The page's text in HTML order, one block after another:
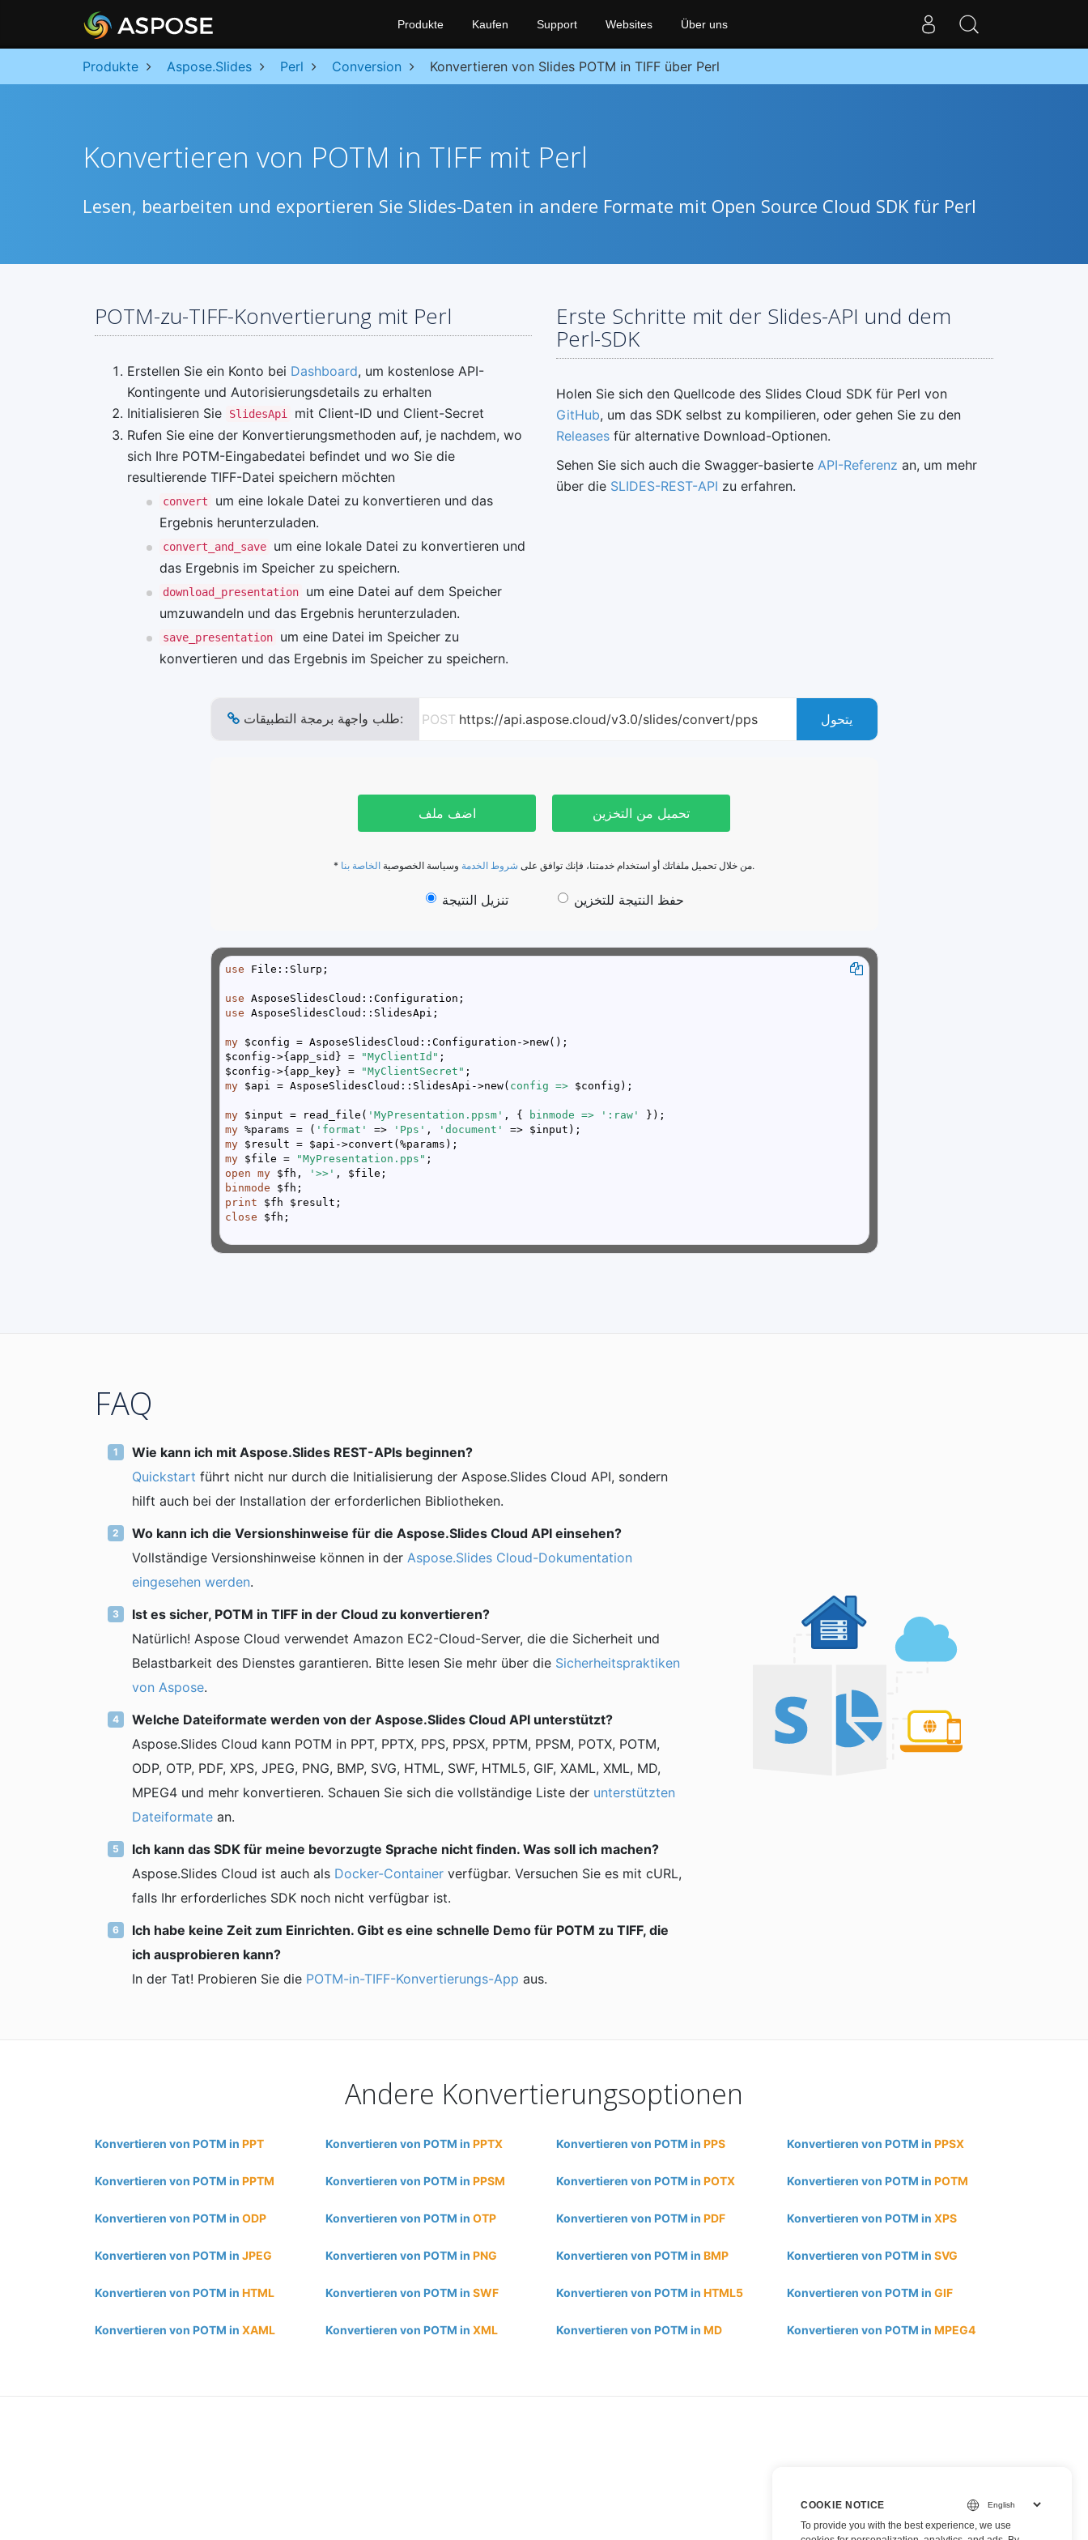
Produkte Kaufen Support Websites Über uns
Produkte Aspose.Slides Perl Conversion Konvertieren von Slides POTM in TIFF über Perl
Konvertieren von POTM in TIFF mit Perl
Lesen, bearbeiten und exportieren Sie Slides-Daten in andere Formate mit Open Source Cloud SDK für Perl
POTM-zu-TIFF-Konvertierung mit Perl
Erstellen Sie ein Konto bei Dashboard, um kostenlose API-
Kontingente und Autorisierungsdetails zu erhalten
Initialisieren Sie
SlidesApi
mit Client-ID und Client-Secret
Rufen Sie eine der Konvertierungsmethoden auf, je nachdem, wo
sich Ihre POTM-Eingabedatei befindet und wo Sie die
resultierende TIFF-Datei speichern möchten
convert
um eine lokale Datei zu konvertieren und das
Ergebnis herunterzuladen.
convert_and_save
um eine lokale Datei zu konvertieren und
das Ergebnis im Speicher zu speichern.
download_presentation
um eine Datei auf dem Speicher
umzuwandeln und das Ergebnis herunterzuladen.
save_presentation
um eine Datei im Speicher zu
konvertieren und das Ergebnis im Speicher zu speichern.
Erste Schritte mit der Slides-API und dem
Perl-SDK
Holen Sie sich den Quellcode des Slides Cloud SDK für Perl von
GitHub, um das SDK selbst zu kompilieren, oder gehen Sie zu den
Releases für alternative Download-Optionen.
Sehen Sie sich auch die Swagger-basierte API-Referenz an, um mehr
über die SLIDES-REST-API zu erfahren.
طلب واجهة برمجة التطبيقات: POST https://api.aspose.cloud/v3.0/slides/convert/pps يتحول
اضف ملف تحميل من التخزين
* من خلال تحميل ملفاتك أو استخدام خدمتنا، فإنك توافق على شروط الخدمة وسياسة الخصوصية الخاصة بنا .
تنزيل النتيجة حفظ النتيجة للتخزين
use
use
use
my
$config->{app_sid} =
"MyClientId"
$config->{app_key} =
"MyClientSecret"
my $api = AsposeSlidesCloud::SlidesApi->new( config =>
my $input = read_file( 'MyPresentation.ppsm' , { binmode => ':raw'
my %params = ( 'format' => 'Pps' , 'document'
my
my $file = "MyPresentation.pps"
open my $fh, '>>'
binmode
print
close
FAQ
Wie kann ich mit Aspose.Slides REST-APIs beginnen?
Quickstart führt nicht nur durch die Initialisierung der Aspose.Slides Cloud API, sondern
hilft auch bei der Installation der erforderlichen Bibliotheken.
Wo kann ich die Versionshinweise für die Aspose.Slides Cloud API einsehen?
Vollständige Versionshinweise können in der Aspose.Slides Cloud-Dokumentation
eingesehen werden.
Ist es sicher, POTM in TIFF in der Cloud zu konvertieren?
Natürlich! Aspose Cloud verwendet Amazon EC2-Cloud-Server, die die Sicherheit und
Belastbarkeit des Dienstes garantieren. Bitte lesen Sie mehr über die Sicherheitspraktiken
von Aspose.
Welche Dateiformate werden von der Aspose.Slides Cloud API unterstützt?
Aspose.Slides Cloud kann POTM in PPT, PPTX, PPS, PPSX, PPTM, PPSM, POTX, POTM,
ODP, OTP, PDF, XPS, JPEG, PNG, BMP, SVG, HTML, SWF, HTML5, GIF, XAML, XML, MD,
MPEG4 und mehr konvertieren. Schauen Sie sich die vollständige Liste der unterstützten
Dateiformate an.
Ich kann das SDK für meine bevorzugte Sprache nicht finden. Was soll ich machen?
Aspose.Slides Cloud ist auch als Docker-Container verfügbar. Versuchen Sie es mit cURL,
falls Ihr erforderliches SDK noch nicht verfügbar ist.
Ich habe keine Zeit zum Einrichten. Gibt es eine schnelle Demo für POTM zu TIFF, die
ich ausprobieren kann?
In der Tat! Probieren Sie die POTM-in-TIFF-Konvertierungs-App aus.
Andere Konvertierungsoptionen
Konvertieren von POTM in PPT Konvertieren von POTM in PPTX Konvertieren von POTM in PPS Konvertieren von POTM in PPSX
Konvertieren von POTM in PPTM Konvertieren von POTM in PPSM Konvertieren von POTM in POTX Konvertieren von POTM in POTM
Konvertieren von POTM in ODP Konvertieren von POTM in OTP Konvertieren von POTM in PDF Konvertieren von POTM in XPS
Konvertieren von POTM in JPEG Konvertieren von POTM in PNG Konvertieren von POTM in BMP Konvertieren von POTM in SVG
Konvertieren von POTM in HTML Konvertieren von POTM in SWF Konvertieren von POTM in HTML5 Konvertieren von POTM in GIF
Konvertieren von POTM in XAML Konvertieren von POTM in XML Konvertieren von POTM in MD Konvertieren von POTM in MPEG4
COOKIE NOTICE
To provide you with the best experience, we use